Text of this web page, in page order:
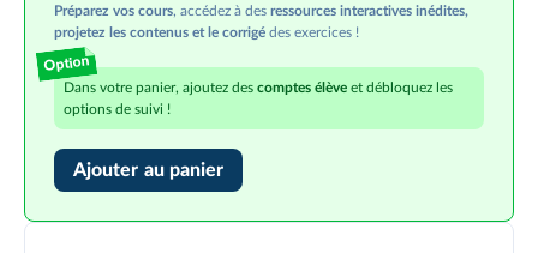
Préparez vos cours, accédez à des ressources interactives inédites,
projetez les contenus et le corrigé des exercices !
Option
Dans votre panier, ajoutez des comptes élève et débloquez les
options de suivi !
Ajouter au panier